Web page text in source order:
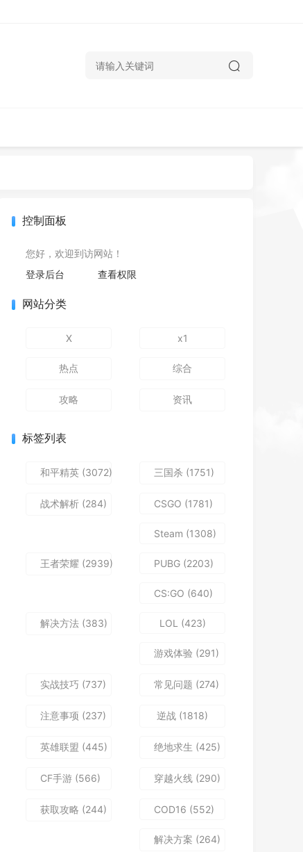
控制面板
您好，欢迎到访网站！
登录后台
查看权限
网站分类
X x1
热点 综合
攻略 资讯
标签列表
和平精英 (3072) 三国杀 (1751)
战术解析 (284) CSGO (1781)
Steam (1308)
王者荣耀 (2939) PUBG (2203)
CS:GO (640)
解决方法 (383) LOL (423)
游戏体验 (291)
实战技巧 (737) 常见问题 (274)
注意事项 (237) 逆战 (1818)
英雄联盟 (445) 绝地求生 (425)
CF手游 (566) 穿越火线 (290)
获取攻略 (244) COD16 (552)
解决方案 (264)